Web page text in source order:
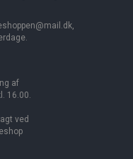
af
16.00.
ved